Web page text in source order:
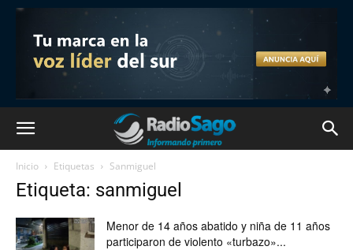
Inicio Etiquetas Sanmiguel
Etiqueta: sanmiguel
Menor de 14 años abatido y niña de 11 años
participaron de violento «turbazo»...